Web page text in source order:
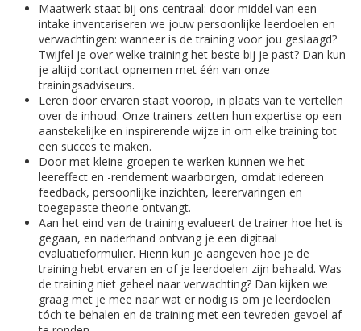
Maatwerk staat bij ons centraal: door middel van een
intake inventariseren we jouw persoonlijke leerdoelen en
verwachtingen: wanneer is de training voor jou geslaagd?
Twijfel je over welke training het beste bij je past? Dan kun
je altijd contact opnemen met één van onze
trainingsadviseurs.
Leren door ervaren staat voorop, in plaats van te vertellen
over de inhoud. Onze trainers zetten hun expertise op een
aanstekelijke en inspirerende wijze in om elke training tot
een succes te maken.
Door met kleine groepen te werken kunnen we het
leereffect en -rendement waarborgen, omdat iedereen
feedback, persoonlijke inzichten, leerervaringen en
toegepaste theorie ontvangt.
Aan het eind van de training evalueert de trainer hoe het is
gegaan, en naderhand ontvang je een digitaal
evaluatieformulier. Hierin kun je aangeven hoe je de
training hebt ervaren en of je leerdoelen zijn behaald. Was
de training niet geheel naar verwachting? Dan kijken we
graag met je mee naar wat er nodig is om je leerdoelen
tóch te behalen en de training met een tevreden gevoel af